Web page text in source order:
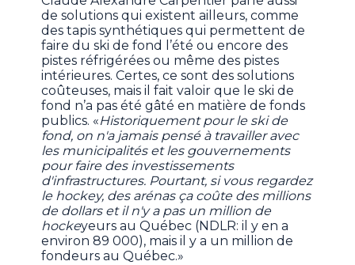
de solutions qui existent ailleurs, comme
des tapis synthétiques qui permettent de
faire du ski de fond l’été ou encore des
pistes réfrigérées ou même des pistes
intérieures. Certes, ce sont des solutions
coûteuses, mais il fait valoir que le ski de
fond n’a pas été gâté en matière de fonds
publics. «Historiquement pour le ski de
fond, on n'a jamais pensé à travailler avec
les municipalités et les gouvernements
pour faire des investissements
d'infrastructures. Pourtant, si vous regardez
le hockey, des arénas ça coûte des millions
de dollars et il n'y a pas un million de
hockeyeurs au Québec (NDLR: il y en a
environ 89 000), mais il y a un million de
fondeurs au Québec.»